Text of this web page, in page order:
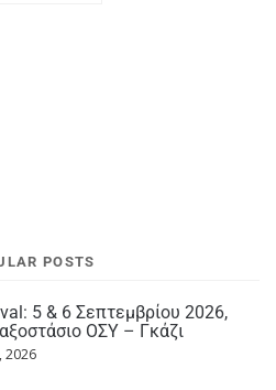
POSTS
5 & 6 Σεπτεμβρίου 2026,
ΟΣΥ – Γκάζι
2026